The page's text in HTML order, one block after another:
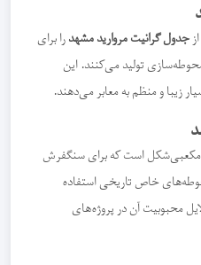
جدول گرانیت مروارید مشهد را برای
تولید می‌کنند. این
زیبا و منظم به معابر می‌دهند.
است که برای سنگفرش
خاص تاریخی استفاده
محبوبیت آن در پروژه‌های